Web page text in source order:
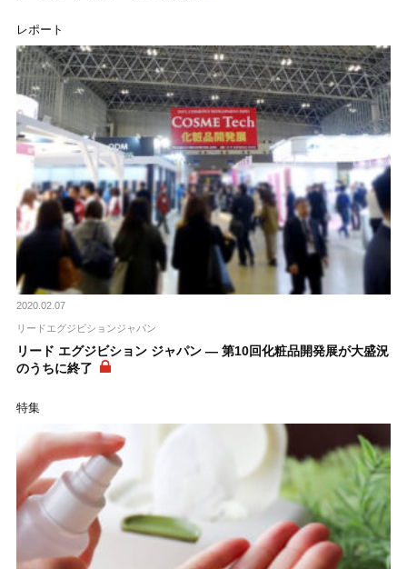
レポート
2020.02.07
リードエグジビションジャパン
リード エグジビション ジャパン ― 第10回化粧品開発展が大盛況
のうちに終了
特集